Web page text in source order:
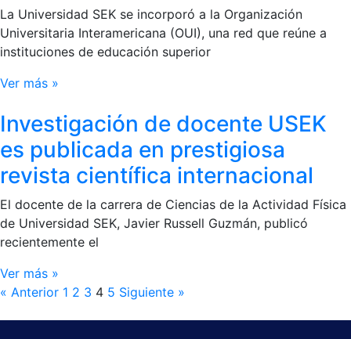
La Universidad SEK se incorporó a la Organización
Universitaria Interamericana (OUI), una red que reúne a
instituciones de educación superior
Ver más »
Investigación de docente USEK
es publicada en prestigiosa
revista científica internacional
El docente de la carrera de Ciencias de la Actividad Física
de Universidad SEK, Javier Russell Guzmán, publicó
recientemente el
Ver más »
« Anterior 1 2 3 4 5 Siguiente »